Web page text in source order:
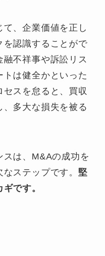
、企業価値を正し
を認識することがで
不祥事や訴訟リス
は健全かといった
スを怠ると、買収
多大な損失を被る
は、M&Aの成功を
ステップです。 堅
です。